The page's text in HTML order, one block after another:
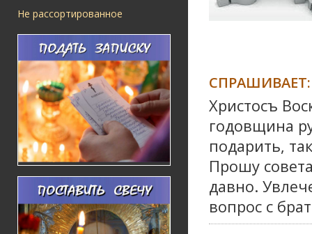
Не рассортированное
СПРАШИВАЕТ:
Христосъ
годовщина
подарить,
Прошу
давно.
вопрос с